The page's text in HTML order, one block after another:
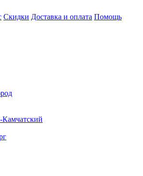
Скидки Доставка и оплата Помощь
Камчатский